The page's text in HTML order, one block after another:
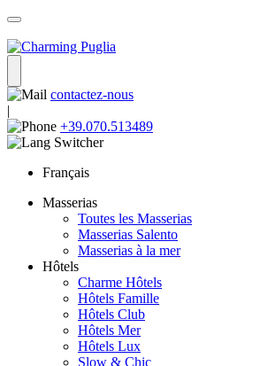
contactez-nous
|
+39.070.513489
Français
Masserias
Toutes les Masserias
Masserias Salento
Masserias à la mer
Hôtels
Charme Hôtels
Hôtels Famille
Hôtels Club
Hôtels Mer
Hôtels Lux
Slow & Chic